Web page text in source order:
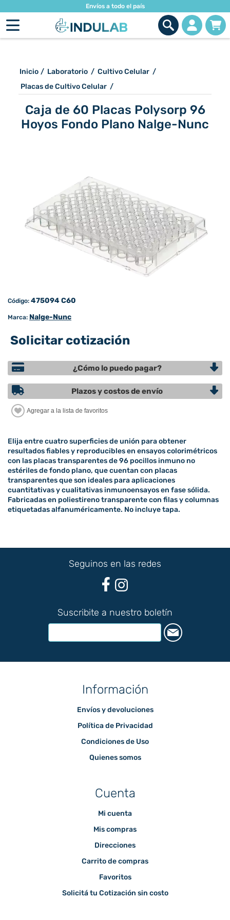
Envíos a todo el país
Inicio / Laboratorio / Cultivo Celular /
Placas de Cultivo Celular /
Caja de 60 Placas Polysorp 96
Hoyos Fondo Plano Nalge-Nunc
Código: 475094 C60
Marca: Nalge-Nunc
Solicitar cotización
¿Cómo lo puedo pagar?
Plazos y costos de envío
Elija entre cuatro superficies de unión para obtener
resultados fiables y reproducibles en ensayos colorimétricos
con las placas transparentes de 96 pocillos inmuno no
estériles de fondo plano, que cuentan con placas
transparentes que son ideales para aplicaciones
cuantitativas y cualitativas inmunoensayos en fase sólida.
Fabricadas en poliestireno transparente con filas y columnas
etiquetadas alfanuméricamente. No incluye tapa.
Seguinos en las redes
Suscribite a nuestro boletín
Información
Envíos y devoluciones
Política de Privacidad
Condiciones de Uso
Quienes somos
Cuenta
Mi cuenta
Mis compras
Direcciones
Carrito de compras
Favoritos
Solicitá tu Cotización sin costo